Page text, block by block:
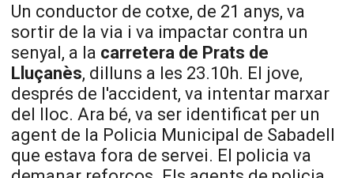
Un conductor de cotxe, de 21 anys, va
sortir de la via i va impactar contra un
senyal, a la carretera de Prats de
Lluçanès, dilluns a les 23.10h. El jove,
després de l'accident, va intentar marxar
del lloc. Ara bé, va ser identificat per un
agent de la Policia Municipal de Sabadell
que estava fora de servei. El policia va